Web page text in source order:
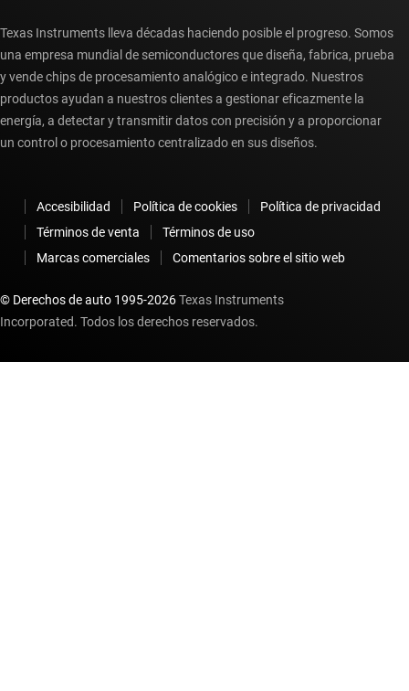
Texas Instruments lleva décadas haciendo posible el progreso. Somos
una empresa mundial de semiconductores que diseña, fabrica, prueba
y vende chips de procesamiento analógico e integrado. Nuestros
productos ayudan a nuestros clientes a gestionar eficazmente la
energía, a detectar y transmitir datos con precisión y a proporcionar
un control o procesamiento centralizado en sus diseños.
Accesibilidad Política de cookies
Política de privacidad
Términos de venta
Términos de uso
Marcas comerciales
Comentarios sobre el sitio web
© Derechos de auto 1995-2026Texas Instruments
Incorporated. Todos los derechos reservados.